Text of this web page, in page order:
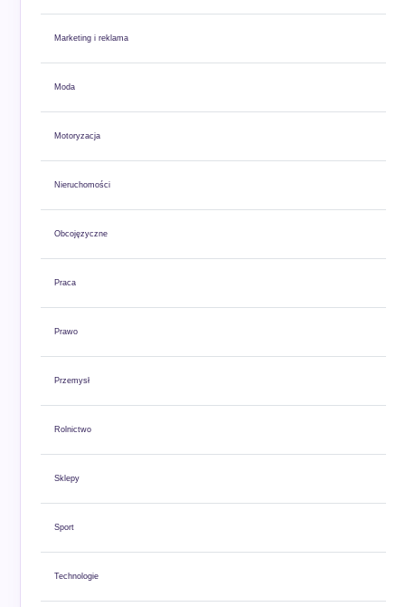
Marketing i reklama
Moda
Motoryzacja
Nieruchomości
Obcojęzyczne
Praca
Prawo
Przemysł
Rolnictwo
Sklepy
Sport
Technologie